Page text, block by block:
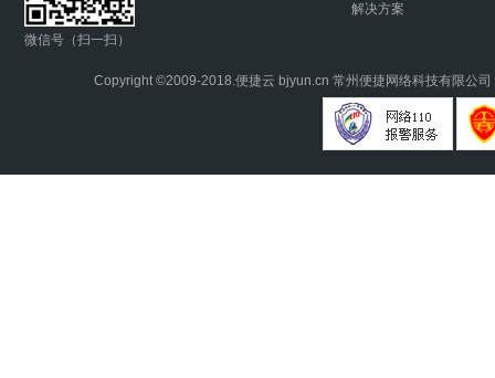
微信号（扫一扫）
解决方案
Copyright ©2009-2018.便捷云 bjyun.cn 常州便捷网络科技有限公